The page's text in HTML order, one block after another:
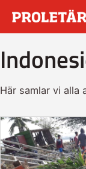
Här samlar vi alla